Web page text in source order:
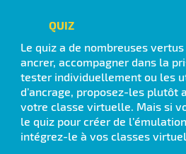
QUIZ
Le quiz a de nombreuses
ancrer, accompagner dans la
tester individuellement ou les
d’ancrage, proposez-les plutôt
votre classe virtuelle. Mais si
le quiz pour créer de
intégrez-le à vos classes